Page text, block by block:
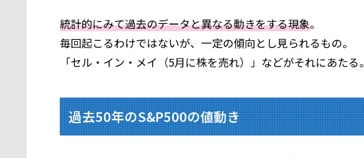
統計的にみて過去のデータと異なる動きをする現象。
毎回起こるわけではないが、一定の傾向とし見られるもの。
「セル・イン・メイ（5月に株を売れ）」などがそれにあたる。
過去50年のS&P500の値動き